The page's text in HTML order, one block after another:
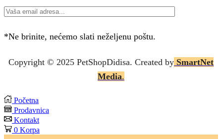
*Ne brinite, nećemo slati neželjenu poštu.
Copyright © 2025 PetShopDidisa. Created by SmartNet
Media.
Početna
Prodavnica
Kontakt
0 Korpa